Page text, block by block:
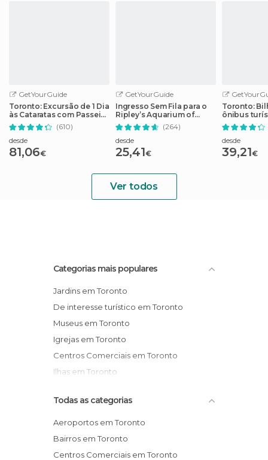
GetYourGuide
Toronto: Excursão de 1 Dia
às Cataratas com Passeio
de Barco e Niagara on the
Lake
(610)
desde
81,06€
GetYourGuide
Ingresso Sem Fila para o
Ripley’s Aquarium of
Canada
(264)
desde
25,41€
Toronto:
ônibus
Hop-Off
desde
39,21€
Ver todos
Categorias mais populares
Jardins em Toronto
De interesse turístico em Toronto
Museus em Toronto
Igrejas em Toronto
Centros Comerciais em Toronto
Ilhas em Toronto
Todas as categorias
Aeroportos em Toronto
Bairros em Toronto
Centros Comerciais em Toronto